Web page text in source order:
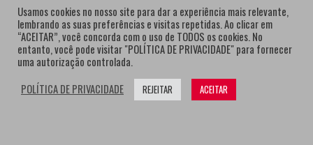
e-newvation tem o patrocínio do “Produto do
Ano”, o prémio de inovação atribuído por
consumidores.
Usamos cookies no nosso site para dar a experiência mais relevante,
lembrando as suas preferências e visitas repetidas. Ao clicar em
“ACEITAR”, você concorda com o uso de TODOS os cookies. No
entanto, você pode visitar "POLÍTICA DE PRIVACIDADE" para fornecer
uma autorização controlada.
POLÍTICA DE PRIVACIDADE
REJEITAR ACEITAR